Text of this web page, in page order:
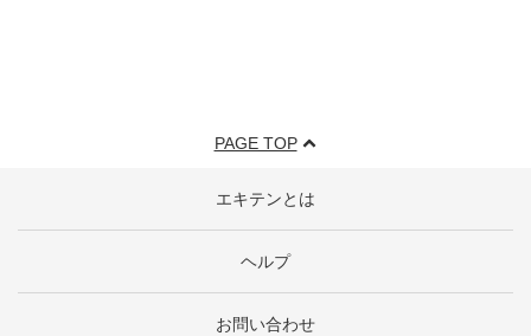
PAGE TOP
エキテンとは
ヘルプ
お問い合わせ